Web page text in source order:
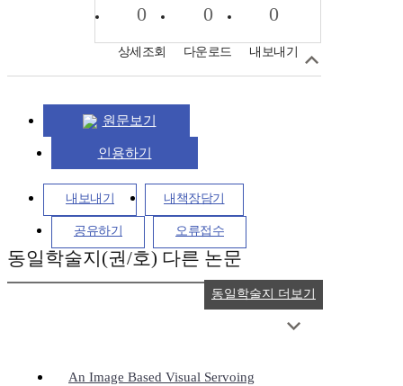
0
상세조회
0
다운로드
0
내보내기
원문보기
인용하기
내보내기 내책장담기
공유하기 오류접수
동일학술지(권/호) 다른 논문
An Image Based Visual Servoing
동일학술지 더보기